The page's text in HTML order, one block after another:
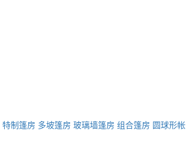
特制篷房 多坡篷房 玻璃墙篷房 组合篷房 圆球形帐